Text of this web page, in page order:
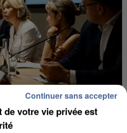
FRANCE LANCE UN ÉLAN
LES...
de votre vie privée est
Continuer sans accepter